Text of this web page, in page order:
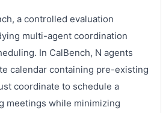
a controlled evaluation
multi-agent coordination
In CalBench, N agents
calendar containing pre-existing
coordinate to schedule a
meetings while minimizing